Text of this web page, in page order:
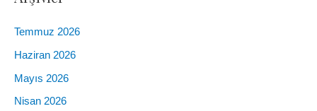
Temmuz 2026
Haziran 2026
Mayıs 2026
Nisan 2026